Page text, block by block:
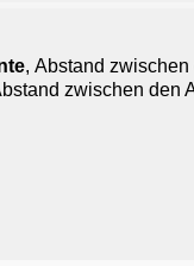
, Abstand
zwischen den